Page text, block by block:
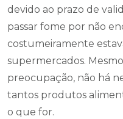
devido ao prazo de
passar fome por não
costumeiramente
supermercados.
preocupação, não há
tantos produtos
o que for.